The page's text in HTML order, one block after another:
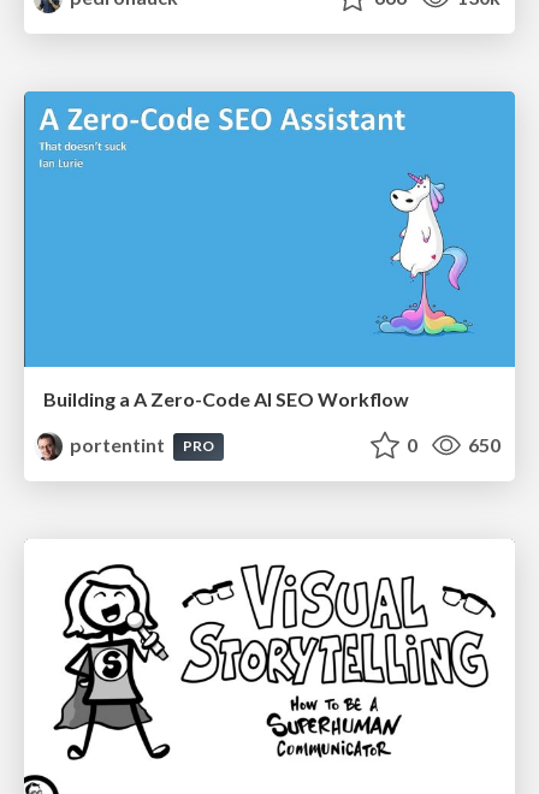
Building a A Zero-Code AI SEO Workflow
portentint
PRO 0 650